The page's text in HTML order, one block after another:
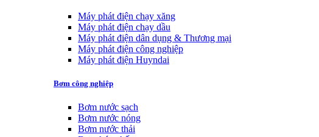
Máy phát điện chạy xăng
Máy phát điện chạy dầu
Máy phát điện dân dụng & Thương mại
Máy phát điện công nghiệp
Máy phát điện Huyndai
Bơm công nghiệp
Bơm nước sạch
Bơm nước nóng
Bơm nước thải